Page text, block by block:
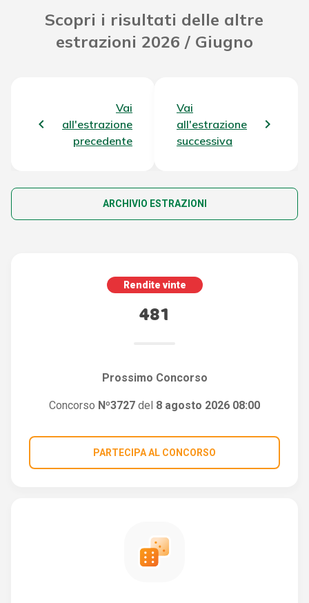
Scopri i risultati delle altre
estrazioni 2026 / Giugno
Vai
all'estrazione
precedente
Vai
all'estrazione
successiva
ARCHIVIO ESTRAZIONI
Rendite vinte
481
Prossimo Concorso
Concorso Nº3727 del 8 agosto 2026 08:00
PARTECIPA AL CONCORSO